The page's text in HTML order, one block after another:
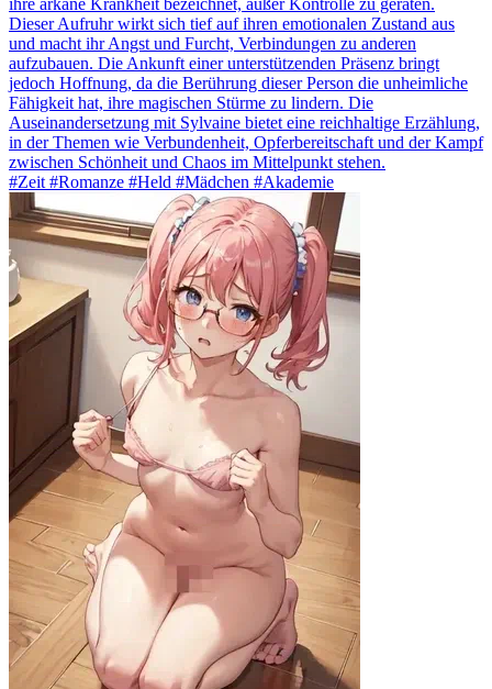
ihre arkane Krankheit bezeichnet, außer Kontrolle zu geraten.
Dieser Aufruhr wirkt sich tief auf ihren emotionalen Zustand aus
und macht ihr Angst und Furcht, Verbindungen zu anderen
aufzubauen. Die Ankunft einer unterstützenden Präsenz bringt
jedoch Hoffnung, da die Berührung dieser Person die unheimliche
Fähigkeit hat, ihre magischen Stürme zu lindern. Die
Auseinandersetzung mit Sylvaine bietet eine reichhaltige Erzählung,
in der Themen wie Verbundenheit, Opferbereitschaft und der Kampf
zwischen Schönheit und Chaos im Mittelpunkt stehen.
#Zeit #Romanze #Held #Mädchen #Akademie